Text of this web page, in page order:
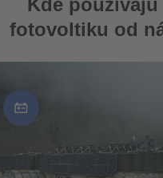
fotovoltiku od